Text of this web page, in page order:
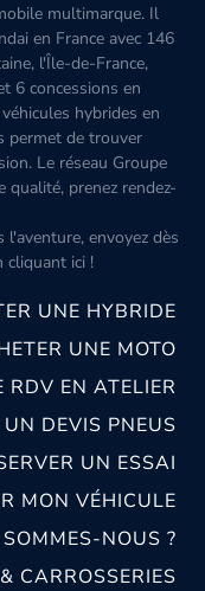
multimarque. Il
en France avec 146
l'Île-de-France,
6 concessions en
hybrides en
permet de trouver
Le réseau Groupe
qualité, prenez rendez-
l'aventure, envoyez dès
cliquant ici !
UNE HYBRIDE
UNE MOTO
RDV EN ATELIER
UN DEVIS PNEUS
UN ESSAI
MON VÉHICULE
NOUS ?
CARROSSERIES